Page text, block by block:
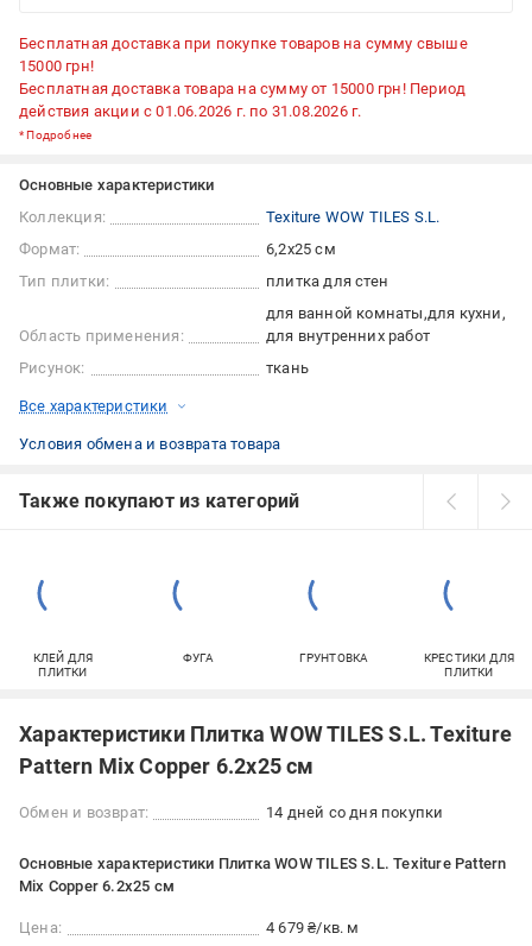
Бесплатная доставка при покупке товаров на сумму свыше
15000 грн!
Бесплатная доставка товара на сумму от 15000 грн! Период
действия акции с 01.06.2026 г. по 31.08.2026 г.
*Подробнее
Основные характеристики
Коллекция:
Texiture WOW TILES S.L.
Формат:
6,2x25 см
Тип плитки:
плитка для стен
Область применения:
для ванной комнаты для кухни
для внутренних работ
Рисунок:
ткань
Все характеристики
Условия обмена и возврата товара
Также покупают из категорий
КЛЕЙ ДЛЯ
ПЛИТКИ
ФУГА ГРУНТОВКА
КРЕСТИКИ ДЛЯ
ПЛИТКИ
Характеристики Плитка WOW TILES S.L. Texiture
Pattern Mix Copper 6.2x25 см
Обмен и возврат: 14 дней со дня покупки
Основные характеристики Плитка WOW TILES S.L. Texiture Pattern
Mix Copper 6.2x25 см
Цена: 4 679 ₴/кв. м